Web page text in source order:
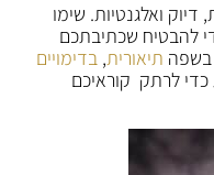
ואלגנטיות. שימו
להבטיח שכתיבתכם
בשפה תיאורית,בדימויים
כדי לרתק קוראיכם